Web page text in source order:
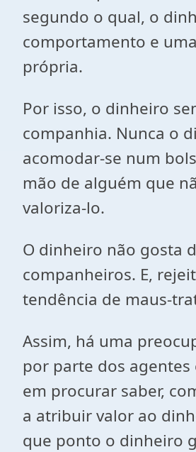
segundo o qual, o
comportamento e
própria.
Por isso, o dinheiro
companhia. Nunca o
acomodar-se num
mão de alguém que
valoriza-lo.
O dinheiro não gosta
companheiros. E,
tendência de maus-
Assim, há uma
por parte dos agentes
em procurar saber,
a atribuir valor ao
que ponto o dinheiro